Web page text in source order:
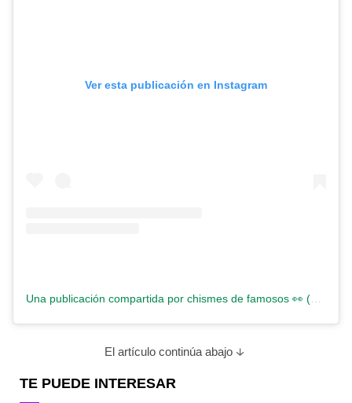
Ver esta publicación en Instagram
Una publicación compartida por chismes de famosos 👀 (@chismes.de.famosos)
El artículo continúa abajo
TE PUEDE INTERESAR